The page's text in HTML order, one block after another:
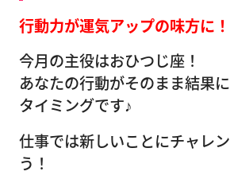
行動力が運気アップの味方に！
今月の主役はおひつじ座！
あなたの行動がそのまま結果
タイミングです♪
仕事では新しいことにチャレ
う！